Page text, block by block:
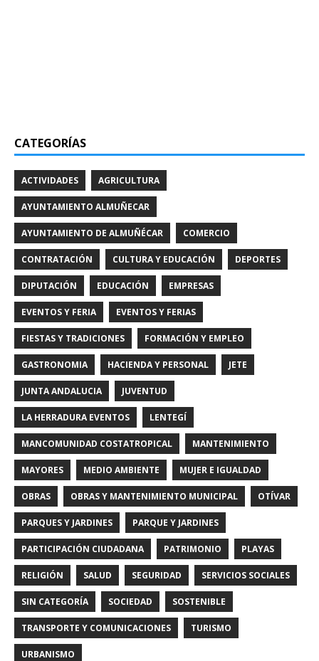
CATEGORÍAS
ACTIVIDADES AGRICULTURA
AYUNTAMIENTO ALMUÑECAR
AYUNTAMIENTO DE ALMUÑÉCAR COMERCIO
CONTRATACIÓN CULTURA Y EDUCACIÓN DEPORTES
DIPUTACIÓN EDUCACIÓN EMPRESAS
EVENTOS Y FERIA EVENTOS Y FERIAS
FIESTAS Y TRADICIONES FORMACIÓN Y EMPLEO
GASTRONOMIA HACIENDA Y PERSONAL JETE
JUNTA ANDALUCIA JUVENTUD
LA HERRADURA EVENTOS LENTEGÍ
MANCOMUNIDAD COSTATROPICAL MANTENIMIENTO
MAYORES MEDIO AMBIENTE MUJER E IGUALDAD
OBRAS OBRAS Y MANTENIMIENTO MUNICIPAL OTÍVAR
PARQUES Y JARDINES PARQUE Y JARDINES
PARTICIPACIÓN CIUDADANA PATRIMONIO PLAYAS
RELIGIÓN SALUD SEGURIDAD SERVICIOS SOCIALES
SIN CATEGORÍA SOCIEDAD SOSTENIBLE
TRANSPORTE Y COMUNICACIONES TURISMO
URBANISMO